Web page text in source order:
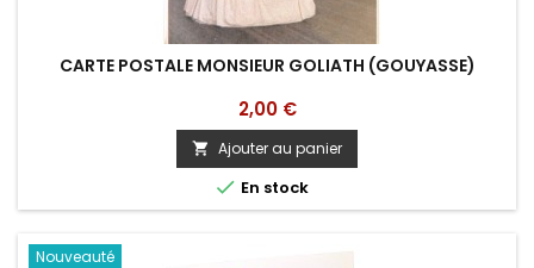
CARTE POSTALE MONSIEUR GOLIATH (GOUYASSE)
Prix
2,00 €
 Ajouter au panier
 En stock
Nouveauté